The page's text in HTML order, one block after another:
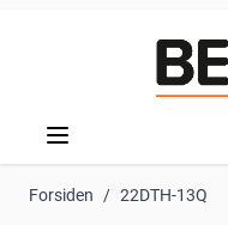
Forsiden / 22DTH-13Q